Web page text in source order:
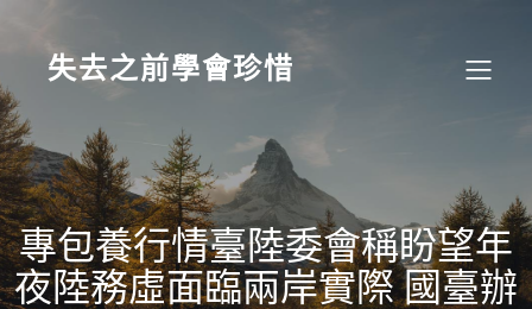
content
失去之前學會珍惜
專包養行情臺陸委會稱盼望年
夜陸務虛面臨兩岸實際 國臺辦